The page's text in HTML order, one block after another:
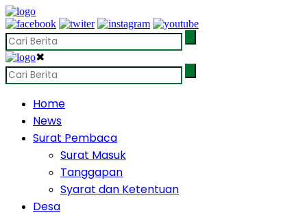
✖
Home
News
Surat Pembaca
Surat Masuk
Tanggapan
Syarat dan Ketentuan
Desa